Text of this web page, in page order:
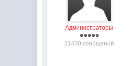
Администраторы
21430 сообщений